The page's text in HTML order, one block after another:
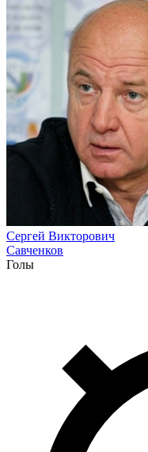
Сергей Викторович
Савченков
Голы